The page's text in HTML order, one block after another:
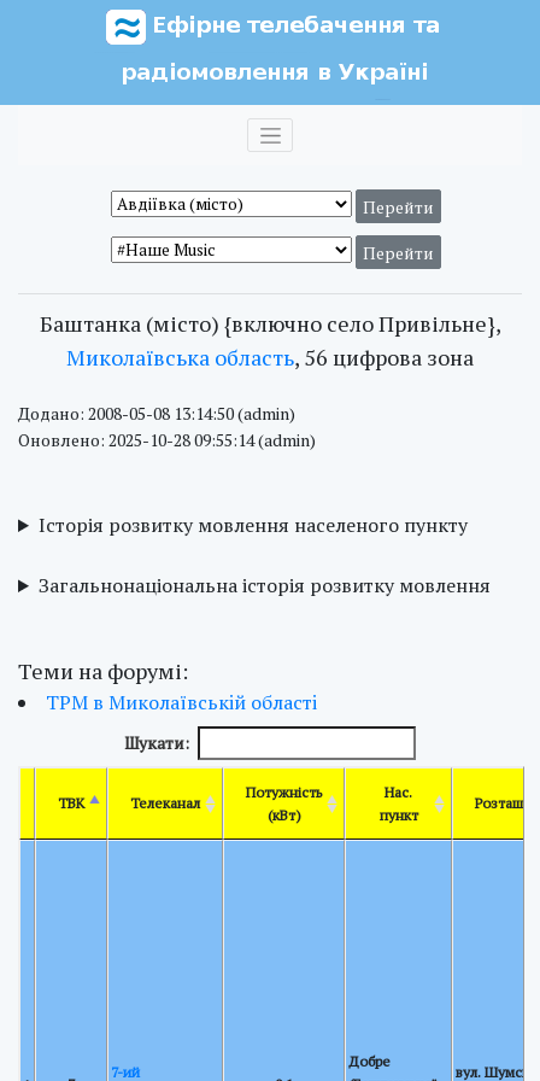
Баштанка (місто) {включно село Привільне},
Миколаївська область, 56 цифрова зона
Додано: 2008-05-08 13:14:50 (admin)
Оновлено: 2025-10-28 09:55:14 (admin)
Історія розвитку мовлення населеного пункту
Загальнонаціональна історія розвитку мовлення
Теми на форумі:
ТРМ в Миколаївськiй областi
Шукати:
ТВК Телеканал
Потужність
(кВт)
Нас.
пункт
7-ий
Добре
вул.